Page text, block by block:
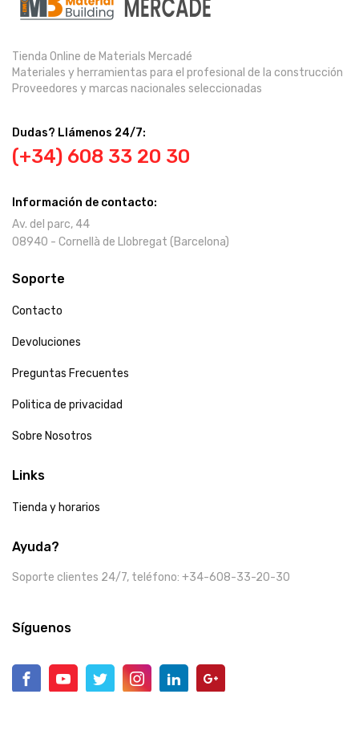
Tienda Online de Materials Mercadé
Materiales y herramientas para el profesional de la construcción
Proveedores y marcas nacionales seleccionadas
Dudas? Llámenos 24/7:
(+34) 608 33 20 30
Información de contacto:
Av. del parc, 44
08940 - Cornellà de Llobregat (Barcelona)
Soporte
Contacto
Devoluciones
Preguntas Frecuentes
Politica de privacidad
Sobre Nosotros
Links
Tienda y horarios
Ayuda?
Soporte clientes 24/7, teléfono: +34-608-33-20-30
Síguenos